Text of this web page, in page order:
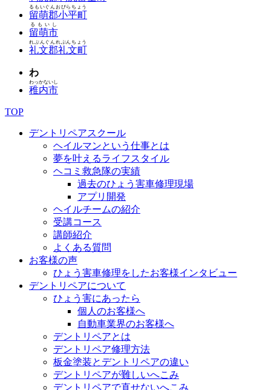
留萌郡小平町
るもいぐんおびらちょう
留萌市
るもいし
礼文郡礼文町
れぶんぐんれぶんちょう
わ
稚内市
わっかないし
TOP
デントリペアスクール
ヘイルマンという仕事とは
夢を叶えるライフスタイル
ヘコミ救急隊の実績
過去のひょう害車修理現場
アプリ開発
ヘイルチームの紹介
受講コース
講師紹介
よくある質問
お客様の声
ひょう害車修理をしたお客様インタビュー
デントリペアについて
ひょう害にあったら
個人のお客様へ
自動車業界のお客様へ
デントリペアとは
デントリペア修理方法
板金塗装とデントリペアの違い
デントリペアが難しいへこみ
デントリペアで直せないへこみ